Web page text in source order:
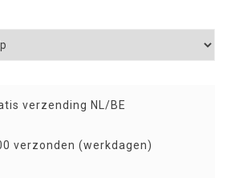
verzending NL/BE
verzonden (werkdagen)